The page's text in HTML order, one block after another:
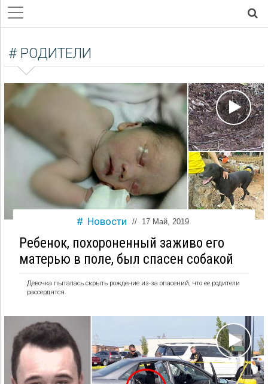
# РОДИТЕЛИ
Новости // 17 Май, 2019
Ребенок, похороненный заживо его
матерью в поле, был спасен собакой
Девочка пыталась скрыть рождение из-за опасений, что ее родители
рассердятся.